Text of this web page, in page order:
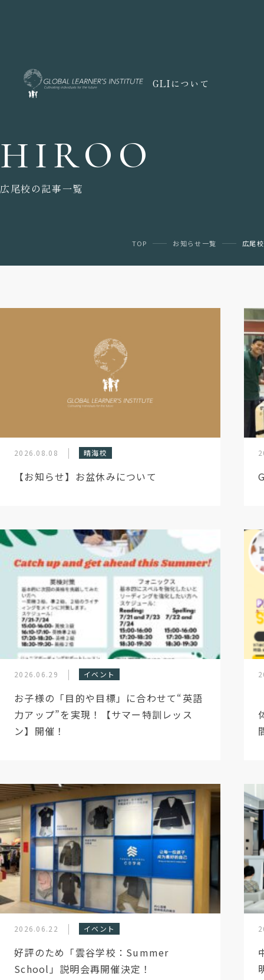
GLIについて
HIROO
広尾校の記事一覧
TOP お知らせ一覧 広尾校
2026.08.08 晴海校
【お知らせ】お盆休みについて
2026.06.29 イベント
お子様の「目的や目標」に合わせて“英語
力アップ”を実現！【サマー特訓レッス
ン】開催！
2026.06.22 イベント
好評のため「雲谷学校：Summer
School」説明会再開催決定！